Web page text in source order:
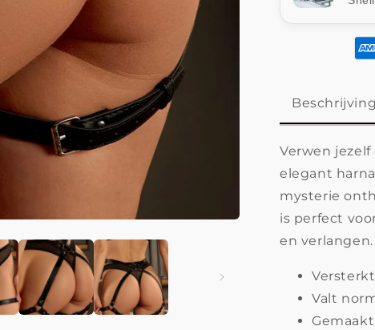
Verwen
elegant
mysterie
is perfect
en verlangen.
Valt